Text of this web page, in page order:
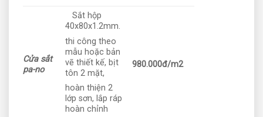
Cửa sắt
pa-no
Sắt hộp
40x80x1.2mm.
thi công theo
mẫu hoặc bản
vẽ thiết kế, bịt
tôn 2 mặt,
hoàn thiện 2
lớp sơn, lắp ráp
hoàn chỉnh
980.000đ/m2